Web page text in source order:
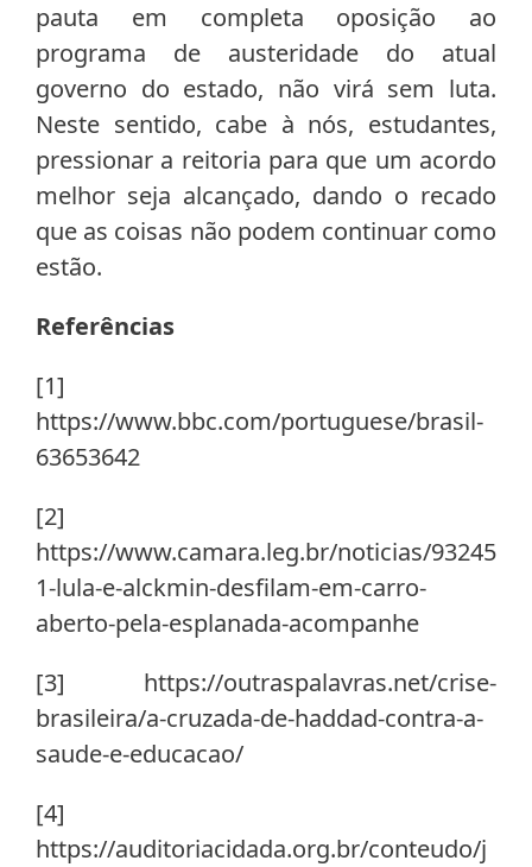
pauta em completa oposição ao
programa de austeridade do atual
governo do estado, não virá sem luta.
Neste sentido, cabe à nós, estudantes,
pressionar a reitoria para que um acordo
melhor seja alcançado, dando o recado
que as coisas não podem continuar como
estão.
Referências
[1]
https://www.bbc.com/portuguese/brasil-
63653642
[2]
https://www.camara.leg.br/noticias/93245
1-lula-e-alckmin-desfilam-em-carro-
aberto-pela-esplanada-acompanhe
[3] https://outraspalavras.net/crise-
brasileira/a-cruzada-de-haddad-contra-a-
saude-e-educacao/
[4]
https://auditoriacidada.org.br/conteudo/j